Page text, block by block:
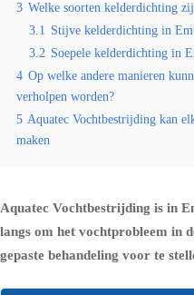
3 Welke soorten kelderdichting
3.1 Stijve kelderdichting in
3.2 Soepele kelderdichting in
4 Op welke andere manieren
verholpen worden?
5 Aquatec Vochtbestrijding kan
maken
Aquatec Vochtbestrijding is in
langs om het vochtprobleem in
gepaste behandeling voor te